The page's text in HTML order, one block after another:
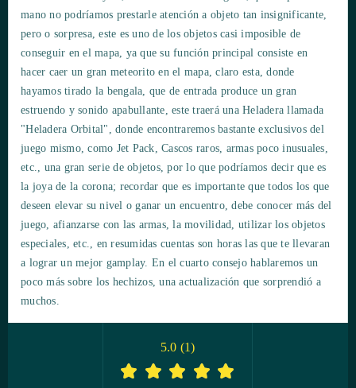
mano no podríamos prestarle atención a objeto tan insignificante,
pero o sorpresa, este es uno de los objetos casi imposible de
conseguir en el mapa, ya que su función principal consiste en
hacer caer un gran meteorito en el mapa, claro esta, donde
hayamos tirado la bengala, que de entrada produce un gran
estruendo y sonido apabullante, este traerá una Heladera llamada
"Heladera Orbital", donde encontraremos bastante exclusivos del
juego mismo, como Jet Pack, Cascos raros, armas poco inusuales,
etc., una gran serie de objetos, por lo que podríamos decir que es
la joya de la corona; recordar que es importante que todos los que
deseen elevar su nivel o ganar un encuentro, debe conocer más del
juego, afianzarse con las armas, la movilidad, utilizar los objetos
especiales, etc., en resumidas cuentas son horas las que te llevaran
a lograr un mejor gamplay. En el cuarto consejo hablaremos un
poco más sobre los hechizos, una actualización que sorprendió a
muchos.
5.0 (1)